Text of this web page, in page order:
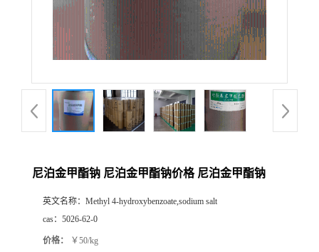
尼泊金甲酯钠 尼泊金甲酯钠价格 尼泊金甲酯钠
英文名称： Methyl 4-hydroxybenzoate,sodium salt
cas： 5026-62-0
价格： ￥50/kg